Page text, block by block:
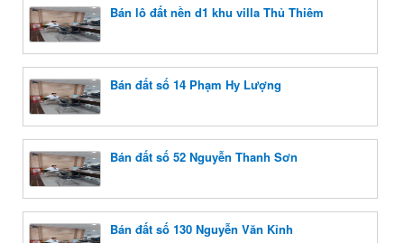
Bán lô đất nền d1 khu villa Thủ Thiêm
Bán đất số 14 Phạm Hy Lượng
Bán đất số 52 Nguyễn Thanh Sơn
Bán đất số 130 Nguyễn Văn Kỉnh